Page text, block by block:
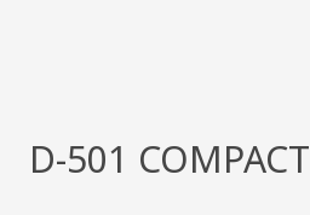
D-501 COMPACT